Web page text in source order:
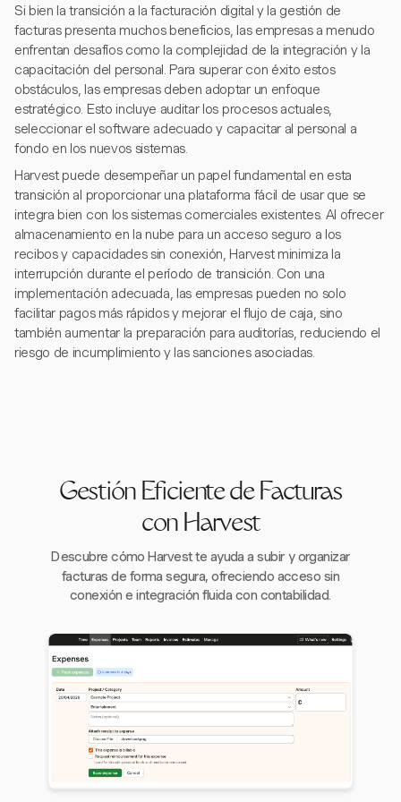
Si bien la transición a la facturación digital y la gestión de
facturas presenta muchos beneficios, las empresas a menudo
enfrentan desafíos como la complejidad de la integración y la
capacitación del personal. Para superar con éxito estos
obstáculos, las empresas deben adoptar un enfoque
estratégico. Esto incluye auditar los procesos actuales,
seleccionar el software adecuado y capacitar al personal a
fondo en los nuevos sistemas.
Harvest puede desempeñar un papel fundamental en esta
transición al proporcionar una plataforma fácil de usar que se
integra bien con los sistemas comerciales existentes. Al ofrecer
almacenamiento en la nube para un acceso seguro a los
recibos y capacidades sin conexión, Harvest minimiza la
interrupción durante el período de transición. Con una
implementación adecuada, las empresas pueden no solo
facilitar pagos más rápidos y mejorar el flujo de caja, sino
también aumentar la preparación para auditorías, reduciendo el
riesgo de incumplimiento y las sanciones asociadas.
Gestión Eficiente de Facturas
con Harvest
Descubre cómo Harvest te ayuda a subir y organizar
facturas de forma segura, ofreciendo acceso sin
conexión e integración fluida con contabilidad.